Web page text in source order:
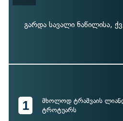
გარდა სავალი ნაწილისა,
1
მხოლოდ ტრამვაის
ტროტუარს